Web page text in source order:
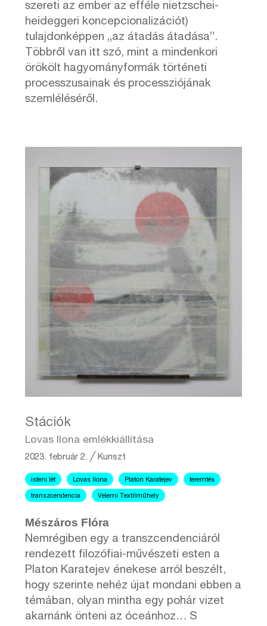
szereti az ember az efféle nietzschei-
heideggeri koncepcionalizációt)
tulajdonképpen „az átadás átadása”.
Többről van itt szó, mint a mindenkori
örökölt hagyományformák történeti
processzusainak és processziójának
szemléléséről.
Stációk
Lovas Ilona emlékkiállítása
2023. február 2. ╱ Kunszt
isteni lét Lovas Ilona Platon Karatejev teremtés
transzcendencia Velemi Textilműhely
Mészáros Flóra
Nemrégiben egy a transzcendenciáról
rendezett filozófiai-művészeti esten a
Platon Karatejev énekese arról beszélt,
hogy szerinte nehéz újat mondani ebben a
témában, olyan mintha egy pohár vizet
akarnánk önteni az óceánhoz… S